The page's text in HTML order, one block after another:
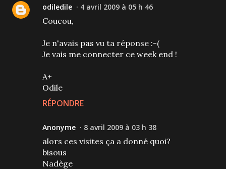
odiledile 4 avril 2009 à 05 h 46
Coucou,
Je n'avais pas vu ta réponse :-(
Je vais me connecter ce week end !
A+
Odile
RÉPONDRE
Anonyme 8 avril 2009 à 03 h 38
alors ces visites ça a donné quoi?
bisous
Nadège